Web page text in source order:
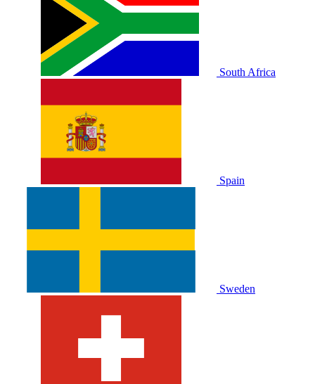
South Africa
Spain
Sweden